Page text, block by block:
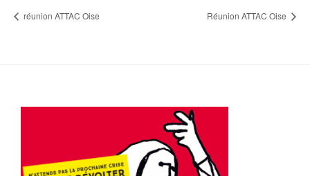
réunion ATTAC Oise Réunion ATTAC Oise